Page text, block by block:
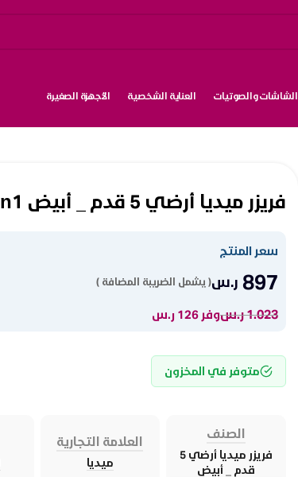
الشاشات والصوتيات العناية الشخصية الأجهزة الصغيرة
فريزر ميديا أرضي 5 قدم _ أبيض Hs186cn1
سعر المنتج
897 ر.س( يشمل الضريبة المضافة )
1.023ر.سوفر 126 ر.س
متوفر في المخزون
الصنف
فريزر ميديا أرضي 5
قدم _ أبيض
العلامة التجارية
ميديا